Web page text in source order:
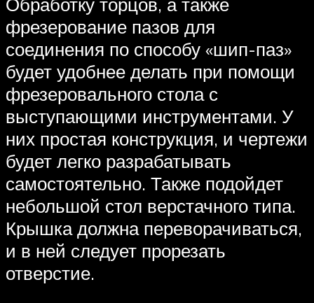
фрезерование пазов для
соединения по способу «шип-паз»
будет удобнее делать при помощи
фрезеровального стола с
выступающими инструментами. У
них простая конструкция, и чертежи
будет легко разрабатывать
самостоятельно. Также подойдет
небольшой стол верстачного типа.
Крышка должна переворачиваться,
и в ней следует прорезать
отверстие.